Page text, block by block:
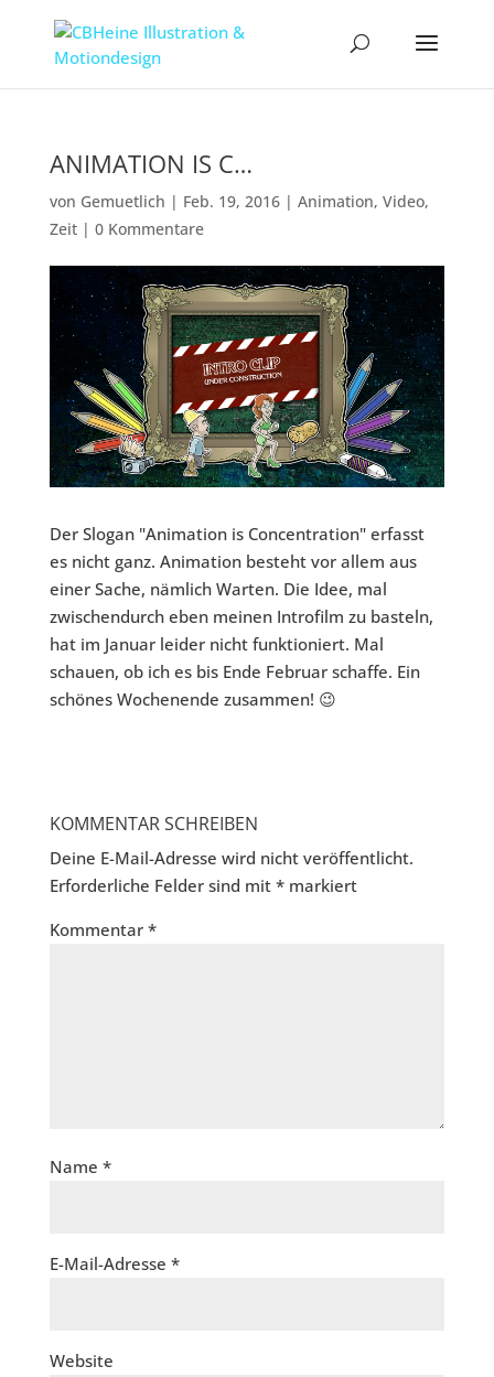
ANIMATION IS C…
von Gemuetlich | Feb. 19, 2016| Animation, Video,
Zeit| 0 Kommentare
Der Slogan "Animation is Concentration" erfasst
es nicht ganz. Animation besteht vor allem aus
einer Sache, nämlich Warten. Die Idee, mal
zwischendurch eben meinen Introfilm zu basteln,
hat im Januar leider nicht funktioniert. Mal
schauen, ob ich es bis Ende Februar schaffe. Ein
schönes Wochenende zusammen! 😉
KOMMENTAR SCHREIBEN
Deine E-Mail-Adresse wird nicht veröffentlicht.
Erforderliche Felder sind mit *markiert
Kommentar *
Name *
E-Mail-Adresse *
Website